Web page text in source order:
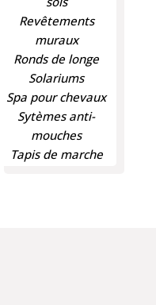
Revêtements
muraux
Ronds de longe
Solariums
Spa pour chevaux
Sytèmes anti-
mouches
Tapis de marche